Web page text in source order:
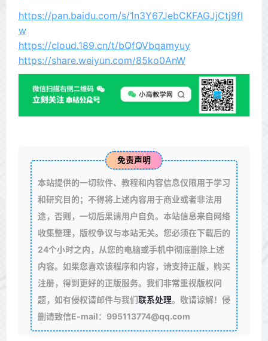
https://pan.baidu.com/s/1n3Y67JebCKFAGJjCtj9fI
w
https://cloud.189.cn/t/bQfQVbqamyuy
https://share.weiyun.com/85ko0AnW
免责声明
本站提供的一切软件、教程和内容信息仅限用于学习
和研究目的；不得将上述内容用于商业或者非法用
途，否则，一切后果请用户自负。本站信息来自网络
收集整理，版权争议与本站无关。您必须在下载后的
24个小时之内，从您的电脑或手机中彻底删除上述
内容。如果您喜欢该程序和内容，请支持正版，购买
注册，得到更好的正版服务。我们非常重视版权问
题，如有侵权请邮件与我们联系处理。敬请谅解！侵
删请致信E-mail：995113774@qq.com